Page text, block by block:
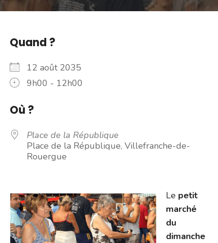
Quand ?
12 août 2035
9h00 - 12h00
Où ?
Place de la République
Place de la République, Villefranche-de-
Rouergue
Le petit
marché
du
dimanche